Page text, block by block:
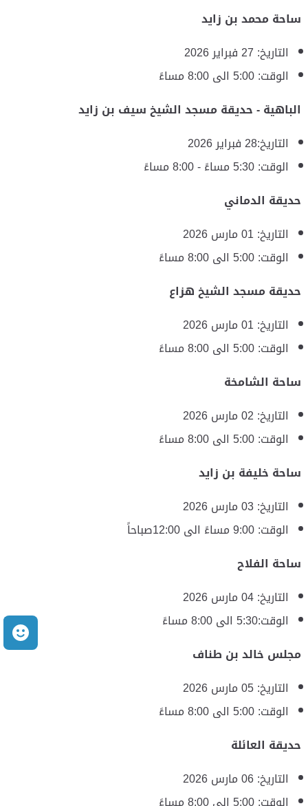
ساحة محمد بن زايد
التاريخ: 27 فبراير 2026
الوقت: ‎5:00 الى 8:00 مساءً
الباهية - حديقة مسجد الشيخ سيف بن زايد
التاريخ:28 فبراير 2026
الوقت: 5:30 مساءً - 8:00 مساءً
حديقة الدماني
التاريخ: 01 مارس 2026
الوقت: ‎5:00 الى 8:00 مساءً
حديقة مسجد الشيخ هزاع
التاريخ: 01 مارس 2026
الوقت: ‎5:00 الى 8:00 مساءً
ساحة الشامخة
التاريخ: 02 مارس 2026
الوقت: ‎5:00 الى 8:00 مساءً
ساحة خليفة بن زايد
التاريخ: 03 مارس 2026
الوقت: ‎9:00 مساءً الى 12:00صباحاً
ساحة الفلاح
التاريخ: 04 مارس 2026
الوقت:‎5:30 الى 8:00 مساءً
مجلس خالد بن طناف
التاريخ: 05 مارس 2026
الوقت: ‎5:00 الى 8:00 مساءً
حديقة العائلة
التاريخ: 06 مارس 2026